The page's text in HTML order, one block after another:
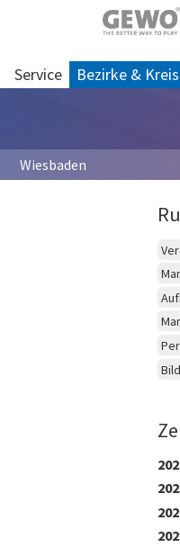
Service Bezirke &
Wiesbaden